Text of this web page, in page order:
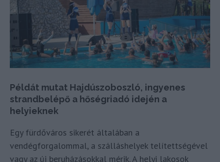
Példát mutat Hajdúszoboszló, ingyenes
strandbelépő a hőségriadó idején a
helyieknek
Egy fürdőváros sikerét általában a
vendégforgalommal, a szálláshelyek telítettségével
vagy az új beruházásokkal mérik. A helyi lakosok